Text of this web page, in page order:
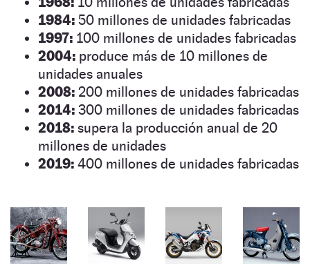
1984: 50 millones de unidades fabricadas
1997: 100 millones de unidades fabricadas
2004: produce más de 10 millones de
unidades anuales
2008: 200 millones de unidades fabricadas
2014: 300 millones de unidades fabricadas
2018: supera la producción anual de 20
millones de unidades
2019: 400 millones de unidades fabricadas